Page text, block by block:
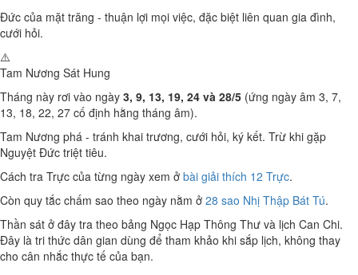
Đức của mặt trăng - thuận lợi mọi việc, đặc biệt liên quan gia đình,
cưới hỏi.
⚠️
Tam Nương Sát Hung
Tháng này rơi vào ngày 3, 9, 13, 19, 24 và 28/5 (ứng ngày âm 3, 7,
13, 18, 22, 27 cố định hằng tháng âm).
Tam Nương phá - tránh khai trương, cưới hỏi, ký kết. Trừ khi gặp
Nguyệt Đức triệt tiêu.
Cách tra Trực của từng ngày xem ở bài giải thích 12 Trực.
Còn quy tắc chấm sao theo ngày nằm ở 28 sao Nhị Thập Bát Tú.
Thần sát ở đây tra theo bảng Ngọc Hạp Thông Thư và lịch Can Chi.
Đây là tri thức dân gian dùng để tham khảo khi sắp lịch, không thay
cho cân nhắc thực tế của bạn.